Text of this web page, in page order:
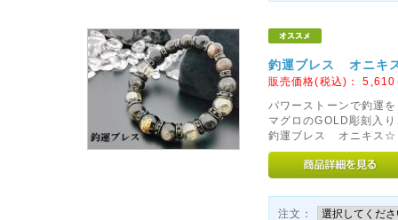
釣運ブレス オニキ
販売価格(税込)：5,610
パワーストーンで釣運
マグロのGOLD彫刻入
釣運ブレス オニキス☆
注文：